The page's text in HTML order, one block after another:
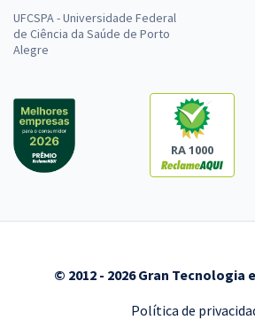
UFCSPA - Universidade Federal
de Ciência da Saúde de Porto
Alegre
RA 1000
© 2012 - 2026 Gran Tecnologia
Política de